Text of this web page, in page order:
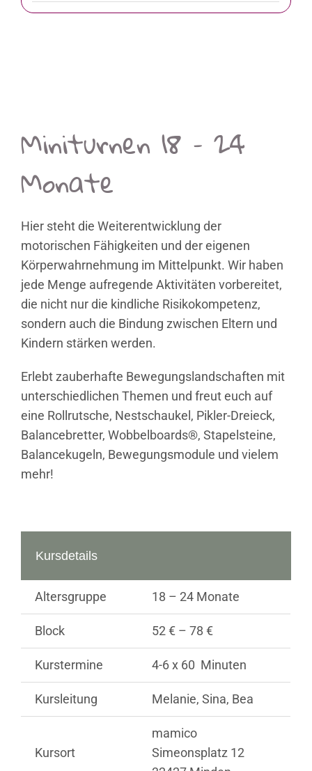
Miniturnen 18 – 24
Monate
Hier steht die Weiterentwicklung der
motorischen Fähigkeiten und der eigenen
Körperwahrnehmung im Mittelpunkt. Wir haben
jede Menge aufregende Aktivitäten vorbereitet,
die nicht nur die kindliche Risikokompetenz,
sondern auch die Bindung zwischen Eltern und
Kindern stärken werden.
Erlebt zauberhafte Bewegungslandschaften mit
unterschiedlichen Themen und freut euch auf
eine Rollrutsche, Nestschaukel, Pikler-Dreieck,
Balancebretter, Wobbelboards®, Stapelsteine,
Balancekugeln, Bewegungsmodule und vielem
mehr!
Kursdetails
Altersgruppe 18 – 24 Monate
Block 52 € – 78 €
Kurstermine 4-6 x 60 Minuten
Kursleitung Melanie, Sina, Bea
Kursort
mamico
Simeonsplatz 12